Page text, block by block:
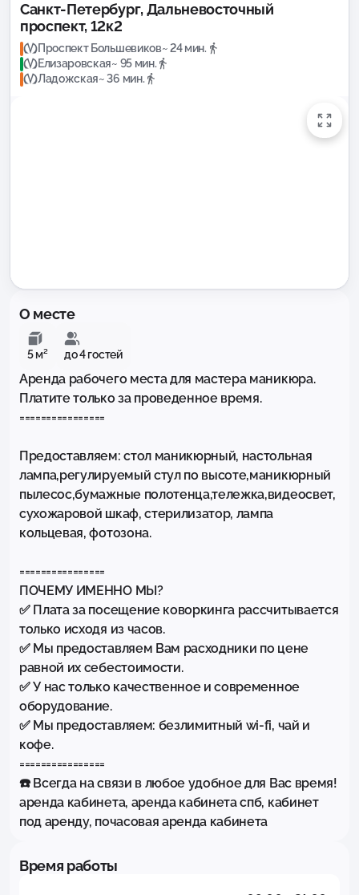
Санкт-Петербург, Дальневосточный
проспект, 12к2
Проспект Большевиков~ 24 мин.
Елизаровская~ 95 мин.
Ладожская~ 36 мин.
О месте
5 м² до 4 гостей
Аренда рабочего места для мастера маникюра.
Платите только за проведенное время.
================
Предоставляем: стол маникюрный, настольная
лампа,регулируемый стул по высоте,маникюрный
пылесос,бумажные полотенца,тележка,видеосвет,
сухожаровой шкаф, стерилизатор, лампа
кольцевая, фотозона.
================
ПОЧЕМУ ИМЕННО МЫ?
✅ Плата за посещение коворкинга рассчитывается
только исходя из часов.
✅ Мы предоставляем Вам расходники по цене
равной их себестоимости.
✅ У нас только качественное и современное
оборудование.
✅ Мы предоставляем: безлимитный wi-fi, чай и
кофе.
================
☎️ Всегда на связи в любое удобное для Вас время!
аренда кабинета, аренда кабинета спб, кабинет
под аренду, почасовая аренда кабинета
Время работы